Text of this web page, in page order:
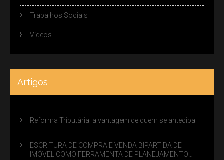
Trabalhos Sociais
Vídeos
Artigos
Reforma Tributária: a vantagem de quem se antecipa
ESCRITURA DE COMPRA E VENDA BIPARTIDA DE
IMÓVEL COMO FERRAMENTA DE PLANEJAMENTO